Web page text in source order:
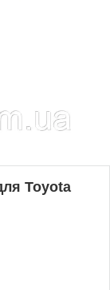
Toyota